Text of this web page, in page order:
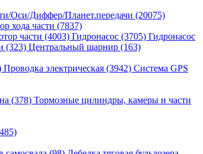
Оси/Диффер/Планет.передачи (20075)
хода части (7837)
части (4003) Гидронасос (3705) Гидронасос
(323) Центральный шарнир (163)
Проводка электрическая (3942) Система GPS
(378) Тормозные цилиндры, камеры и части